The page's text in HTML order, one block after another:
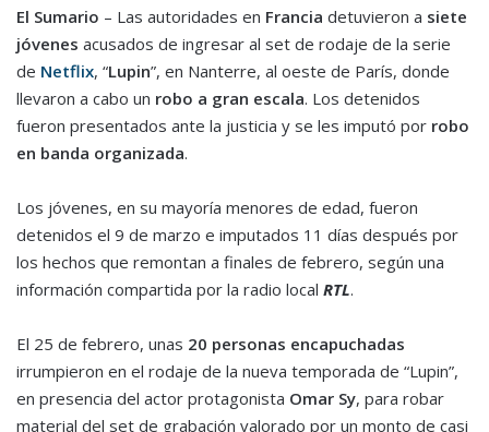
El Sumario – Las autoridades en Francia detuvieron a siete
jóvenes acusados de ingresar al set de rodaje de la serie
de Netflix, “Lupin”, en Nanterre, al oeste de París, donde
llevaron a cabo un robo a gran escala. Los detenidos
fueron presentados ante la justicia y se les imputó por robo
en banda organizada.
Los jóvenes, en su mayoría menores de edad, fueron
detenidos el 9 de marzo e imputados 11 días después por
los hechos que remontan a finales de febrero, según una
información compartida por la radio local RTL.
El 25 de febrero, unas 20 personas encapuchadas
irrumpieron en el rodaje de la nueva temporada de “Lupin”,
en presencia del actor protagonista Omar Sy, para robar
material del set de grabación valorado por un monto de casi